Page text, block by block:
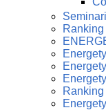
Ranking